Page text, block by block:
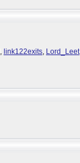
link122exits Lord_Leet